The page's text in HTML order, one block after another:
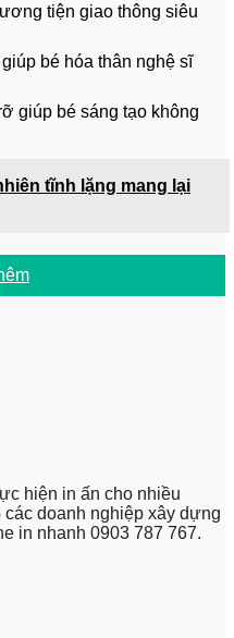
tiện giao thông siêu
bé hóa thân nghệ sĩ
giúp bé sáng tạo không
tĩnh lặng mang lại
hiện in ấn cho nhiều
doanh nghiệp xây dựng
in nhanh 0903 787 767.